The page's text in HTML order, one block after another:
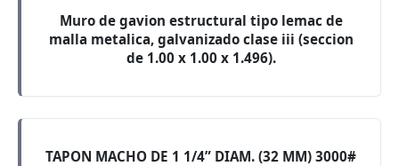
Muro de gavion estructural tipo lemac de
malla metalica, galvanizado clase iii (seccion
de 1.00 x 1.00 x 1.496).
TAPON MACHO DE 1 1/4” DIAM. (32 MM) 3000#